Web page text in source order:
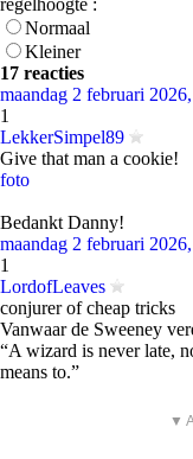
regelhoogte :
Normaal
Kleiner
17 reacties
maandag 2 februari
1
LekkerSimpel89
Give that man a cookie!
foto
Bedankt Danny!
maandag 2 februari
1
LordofLeaves
conjurer of cheap tricks
Vanwaar de Sweeney
“A wizard is never late,
means to.”
▼